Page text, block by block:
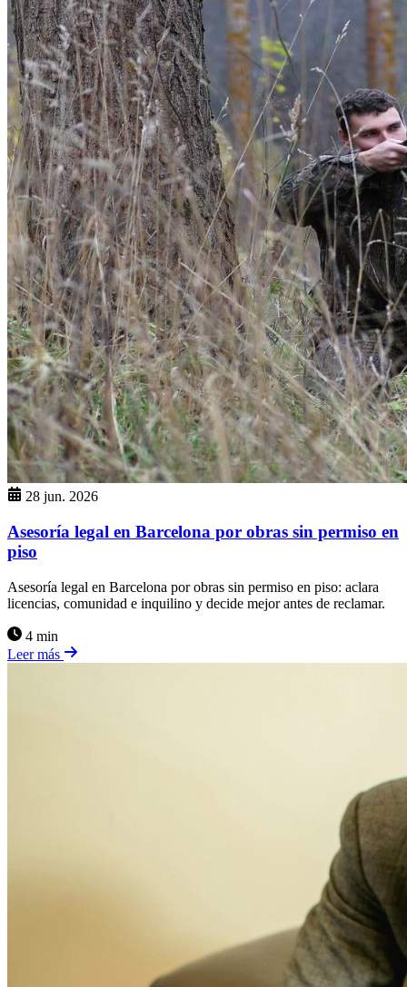
28 jun. 2026
Asesoría legal en Barcelona por obras sin permiso en
piso
Asesoría legal en Barcelona por obras sin permiso en piso: aclara
licencias, comunidad e inquilino y decide mejor antes de reclamar.
4 min
Leer más